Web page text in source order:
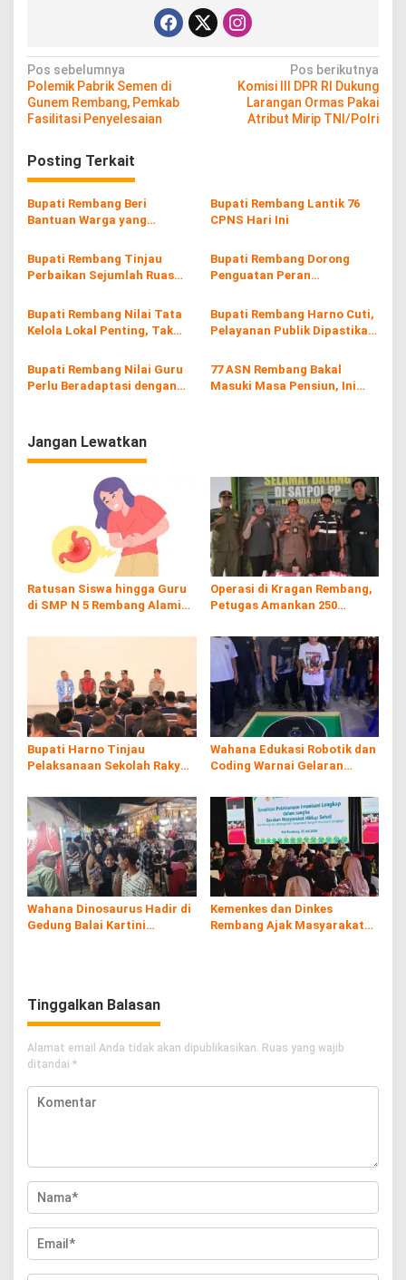
N
a
v
i
g
a
s
i
p
s
Pos sebelumnya
Polemik Pabrik Semen di
Gunem Rembang, Pemkab
Fasilitasi Penyelesaian
Pos berikutnya
Komisi III DPR RI Dukung
Larangan Ormas Pakai
Atribut Mirip TNI/Polri
Posting Terkait
Bupati Rembang Beri
Bantuan Warga yang
Balongmulyo
Bupati Rembang Lantik 76
CPNS Hari Ini
Bupati Rembang Tinjau
Perbaikan Sejumlah Ruas
Bupati Rembang Dorong
Penguatan Peran
Peningkatan Keterampilan
Bupati Rembang Nilai Tata
Kelola Lokal Penting, Tak
Bupati Rembang Harno Cuti,
Pelayanan Publik Dipastikan
Bupati Rembang Nilai Guru
Perlu Beradaptasi dengan
77 ASN Rembang Bakal
Masuki Masa Pensiun, Ini
Jangan Lewatkan
Ratusan Siswa hingga Guru
di SMP N 5 Rembang Alami
Operasi di Kragan Rembang,
Petugas Amankan 250
Bupati Harno Tinjau
Pelaksanaan Sekolah Rakyat
Wahana Edukasi Robotik dan
Coding Warnai Gelaran
Wahana Dinosaurus Hadir di
Gedung Balai Kartini
Kemenkes dan Dinkes
Rembang Ajak Masyarakat
Tinggalkan Balasan
Alamat email Anda tidak akan dipublikasikan. Ruas yang wajib
ditandai *